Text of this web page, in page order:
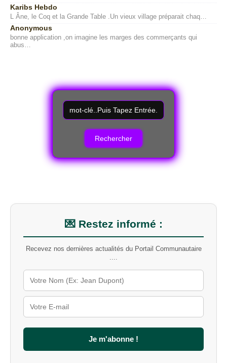
Karibs Hebdo
L Âne, le Coq et la Grande Table .Un vieux village préparait chaq…
Anonymous
bonne application ,on imagine les marges des commerçants qui
abus…
R
e
c
m
o
t
-
l
é
u
r
l
e
💌 Restez informé :
Recevez nos dernières actualités du Portail Communautaire
....
Je m'abonne !